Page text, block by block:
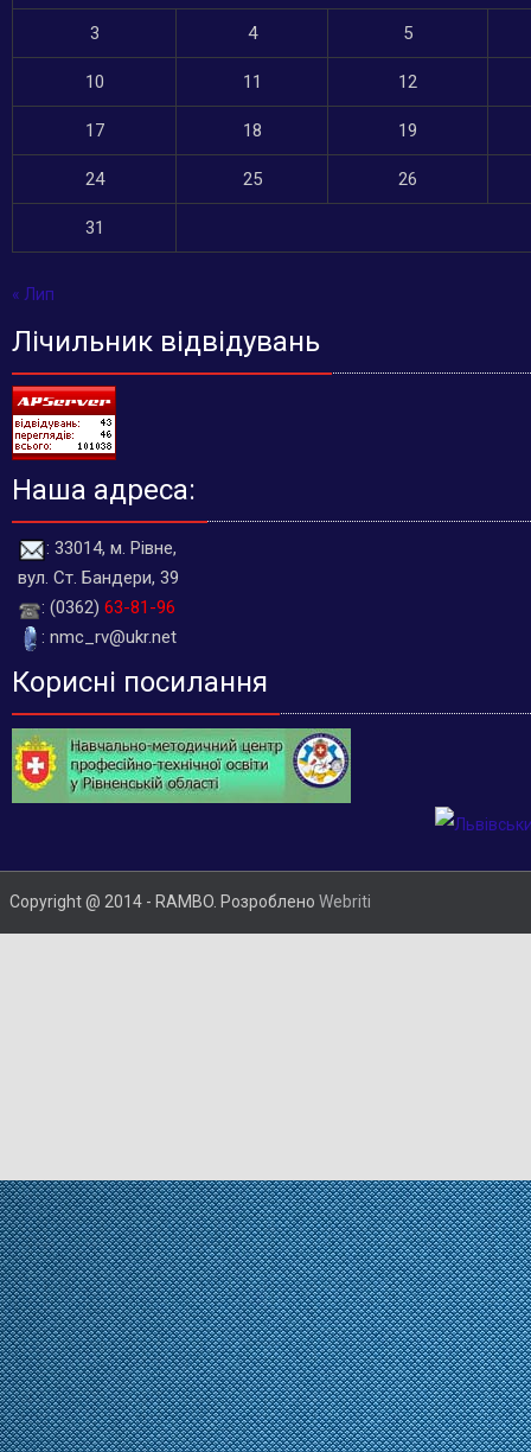
3 4 5
10 11 12
17 18 19
24 25 26
31
« Лип
Лічильник відвідувань
Наша адреса:
: 33014, м. Рівне,
вул. Ст. Бандери, 39
: (0362) 63-81-96
: nmc_rv@ukr.net
Корисні посилання
Copyright @ 2014 - RAMBO. Розроблено Webriti